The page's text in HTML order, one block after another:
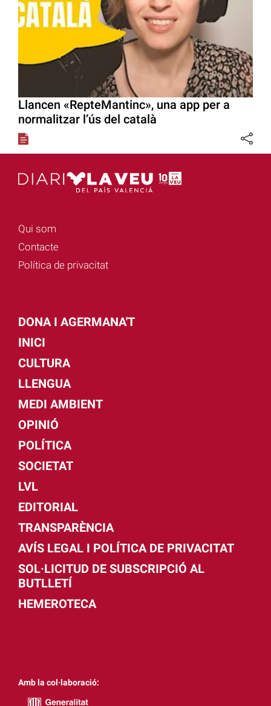
Llancen «RepteMantinc», una app per a
normalitzar l’ús del català
Qui som
Contacte
Política de privacitat
DONA I AGERMANA'T
INICI
CULTURA
LLENGUA
MEDI AMBIENT
OPINIÓ
POLÍTICA
SOCIETAT
LVL
EDITORIAL
TRANSPARÈNCIA
AVÍS LEGAL I POLÍTICA DE PRIVACITAT
SOL·LICITUD DE SUBSCRIPCIÓ AL
BUTLLETÍ
HEMEROTECA
Amb la col·laboració: